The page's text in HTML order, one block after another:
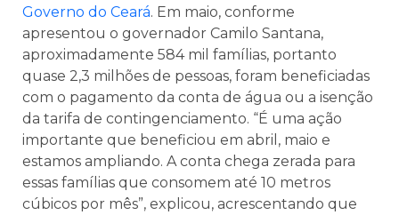
Governo do Ceará. Em maio, conforme
apresentou o governador Camilo Santana,
aproximadamente 584 mil famílias, portanto
quase 2,3 milhões de pessoas, foram beneficiadas
com o pagamento da conta de água ou a isenção
da tarifa de contingenciamento. “É uma ação
importante que beneficiou em abril, maio e
estamos ampliando. A conta chega zerada para
essas famílias que consomem até 10 metros
cúbicos por mês”, explicou, acrescentando que